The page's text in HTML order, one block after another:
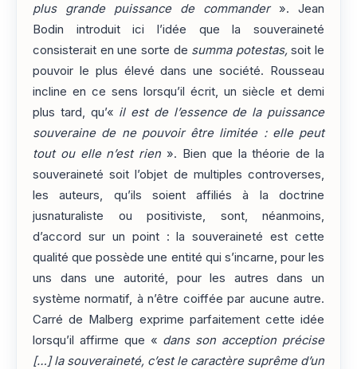
plus grande puissance de commander». Jean
Bodin introduit ici l’idée que la souveraineté
consisterait en une sorte de summa potestas,soit le
pouvoir le plus élevé dans une société. Rousseau
incline en ce sens lorsqu’il écrit, un siècle et demi
plus tard, qu’« il est de l’essence de la puissance
souveraine de ne pouvoir être limitée : elle peut
tout ou elle n’est rien ». Bien que la théorie de la
souveraineté soit l’objet de multiples controverses,
les auteurs, qu’ils soient affiliés à la doctrine
jusnaturaliste ou positiviste, sont, néanmoins,
d’accord sur un point : la souveraineté est cette
qualité que possède une entité qui s’incarne, pour les
uns dans une autorité, pour les autres dans un
système normatif, à n’être coiffée par aucune autre.
Carré de Malberg exprime parfaitement cette idée
lorsqu’il affirme que « dans son acception précise
[…] la souveraineté, c’est le caractère suprême d’un